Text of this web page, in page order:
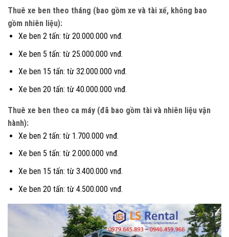
Thuê xe ben theo tháng (bao gồm xe và tài xế, không bao
gồm nhiên liệu):
Xe ben 2 tấn: từ 20.000.000 vnđ.
Xe ben 5 tấn: từ 25.000.000 vnđ.
Xe ben 15 tấn: từ 32.000.000 vnđ.
Xe ben 20 tấn: từ 40.000.000 vnđ.
Thuê xe ben theo ca máy (đã bao gồm tài và nhiên liệu vận
hành):
Xe ben 2 tấn: từ 1.700.000 vnđ.
Xe ben 5 tấn: từ 2.000.000 vnđ.
Xe ben 15 tấn: từ 3.400.000 vnđ.
Xe ben 20 tấn: từ 4.500.000 vnđ.